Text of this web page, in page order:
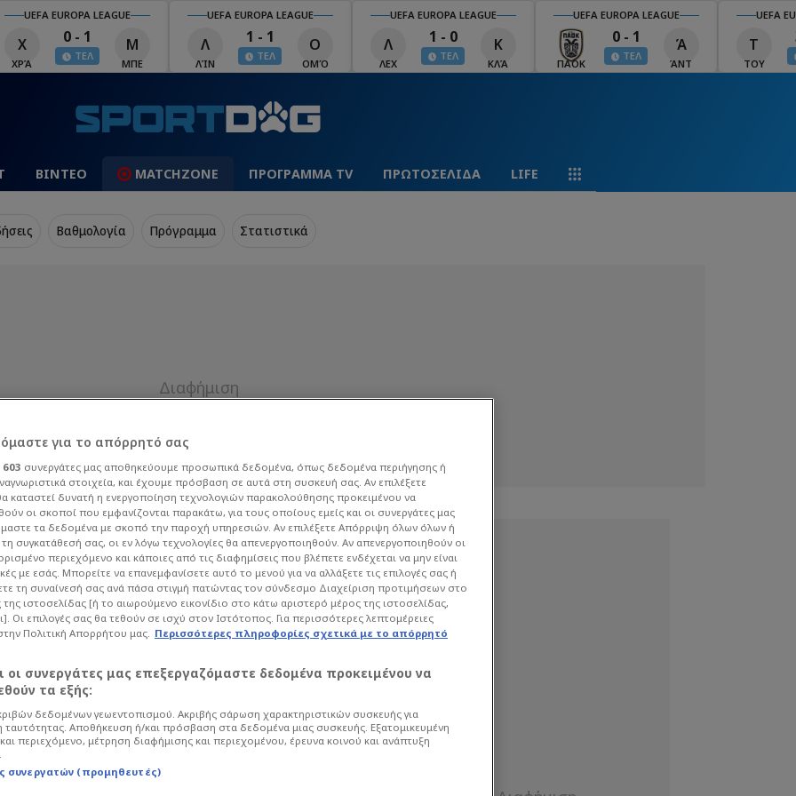
UEFA EUROPA LEAGUE
Χ
ΧΡΆ
0 - 1
ΤΕΛ
Μ
ΜΠΕ
UEFA EUROPA LEAGUE
Λ
ΛΊΝ
1 - 1
ΤΕΛ
Ο
ΟΜΌ
UEFA EUROPA LEAGUE
Λ
ΛΕΧ
1 - 0
ΤΕΛ
Κ
ΚΛΆ
UEFA EUROPA LEAGUE
ΠΑΟΚ
0 - 1
ΤΕΛ
Ά
ΆΝΤ
UEFA
Τ
ΤΟΥ
ΒΙΝΤΕΟ MATCHZONE ΠΡΟΓΡΑΜΜΑ TV ΠΡΩΤΟΣΕΛΙΔΑ LIFE
Βαθμολογία Πρόγραμμα Στατιστικά
Ήττα με
στο πρωτάθλημα
πληρώνοντας την έλλειψη
την ατυχία της στην επίθεση.
για το απόρρητό σας
603 συνεργάτες μας αποθηκεύουμε προσωπικά δεδομένα, όπως δεδομένα περιήγησης ή
στοιχεία, και έχουμε πρόσβαση σε αυτά στη συσκευή σας. Αν επιλέξετε
καταστεί δυνατή η ενεργοποίηση τεχνολογιών παρακολούθησης προκειμένου να
οι σκοποί που εμφανίζονται παρακάτω, για τους οποίους εμείς και οι συνεργάτες μας
τα δεδομένα με σκοπό την παροχή υπηρεσιών. Αν επιλέξετε Απόρριψη όλων όλων ή
συγκατάθεσή σας, οι εν λόγω τεχνολογίες θα απενεργοποιηθούν. Αν απενεργοποιηθούν οι
περιεχόμενο και κάποιες από τις διαφημίσεις που βλέπετε ενδέχεται να μην είναι
με εσάς. Μπορείτε να επανεμφανίσετε αυτό το μενού για να αλλάξετε τις επιλογές σας ή
τη συναίνεσή σας ανά πάσα στιγμή πατώντας τον σύνδεσμο Διαχείριση προτιμήσεων στο
ιστοσελίδας [ή το αιωρούμενο εικονίδιο στο κάτω αριστερό μέρος της ιστοσελίδας,
Οι επιλογές σας θα τεθούν σε ισχύ στον Ιστότοπος. Για περισσότερες λεπτομέρειες
Πολιτική Απορρήτου μας. Περισσότερες πληροφορίες σχετικά με το απόρρητό
οι συνεργάτες μας επεξεργαζόμαστε δεδομένα προκειμένου να
τα εξής:
δεδομένων γεωεντοπισμού. Ακριβής σάρωση χαρακτηριστικών συσκευής για
ταυτότητας. Αποθήκευση ή/και πρόσβαση στα δεδομένα μιας συσκευής. Εξατομικευμένη
περιεχόμενο, μέτρηση διαφήμισης και περιεχομένου, έρευνα κοινού και ανάπτυξη
συνεργατών (προμηθευτές)